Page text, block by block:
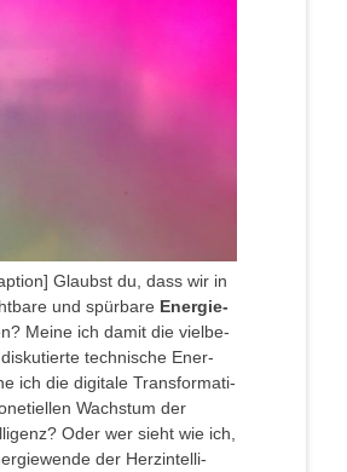
Glaubst du, dass wir in
und spür­ba­re Ener­gie­
Mei­ne ich damit die viel­be­
tech­ni­sche Ener­
ich die digi­ta­le Trans­for­ma­ti­
Wachs­tum der
Oder wer sieht wie ich,
der Herz­in­tel­li­